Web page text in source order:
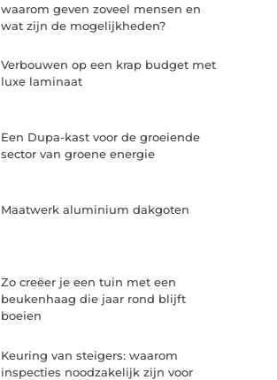
waarom geven zoveel mensen en
wat zijn de mogelijkheden?
Verbouwen op een krap budget met
luxe laminaat
Een Dupa-kast voor de groeiende
sector van groene energie
Maatwerk aluminium dakgoten
Zo creëer je een tuin met een
beukenhaag die jaar rond blijft
boeien
Keuring van steigers: waarom
inspecties noodzakelijk zijn voor